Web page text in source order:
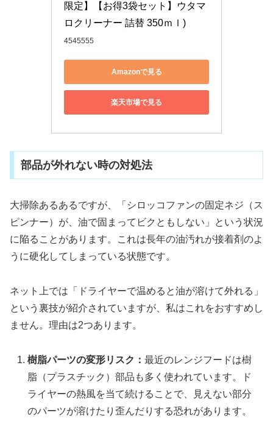
限定】【お得3袋セット】ウタマ
ロクリーナー 詰替 350ｍｌ)
4545555
Amazonで見る
楽天市場で見る
部品が外れない時の対処法
大掃除あるあるですが、「シロッコファンの固定ネジ（ス
ピンナー）が、油で固まってビクともしない」という状況
に陥ることがあります。これは長年の油汚れが接着剤のよ
うに硬化してしまっている状態です。
ネット上では「ドライヤーで温めると油が溶けて外れる」
という裏技が紹介されていますが、私はこれをおすすめし
ません。理由は2つあります。
樹脂パーツの変形リスク：最近のレンジフードは樹
脂（プラスチック）部品も多く使われています。ド
ライヤーの熱風を当て続けることで、見えない部分
のパーツが溶けたり歪んだりする恐れがあります。